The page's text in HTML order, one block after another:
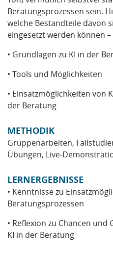
Beratungsprozessen sein.
welche Bestandteile davon
eingesetzt werden können
• Grundlagen zu KI in der
• Tools und Möglichkeiten
• Einsatzmöglichkeiten von
der Beratung
METHODIK
Gruppenarbeiten,
Übungen, Live-
LERNERGEBNISSE
• Kenntnisse zu
Beratungsprozessen
• Reflexion zu Chancen und
KI in der Beratung